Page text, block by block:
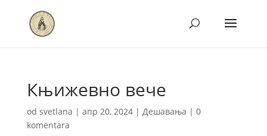
Књижевно вече
od svetlana | апр 20, 2024| Дешавања | 0
komentara